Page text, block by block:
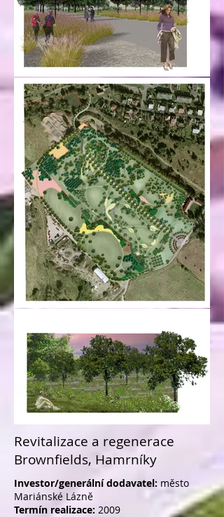
Revitalizace a regenerace
Brownfields, Hamrníky
Investor/generální dodavatel: město
Mariánské Lázně
Termín realizace: 2009